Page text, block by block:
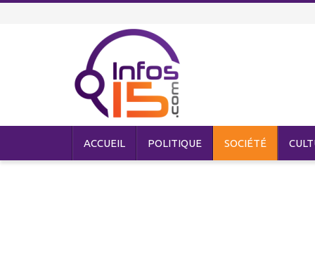
ACCUEIL POLITIQUE SOCIÉTÉ